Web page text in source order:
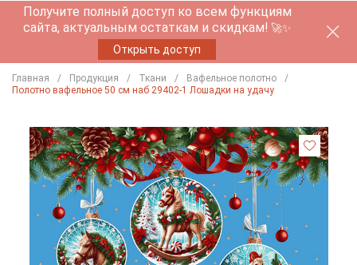
Получите полный доступ ко всем функциям
сайта, актуальным остаткам и скидкам! 🚀✨
Открыть доступ
Главная Продукция Ткани
Вафельное полотно
Полотно вафельное 50 см наб 29402-1 Лошадки на удачу